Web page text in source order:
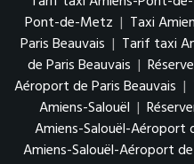
Pont-de-Metz | Taxi
Paris Beauvais | Tarif taxi
de Paris Beauvais |
Aéroport de Paris Beauvais |
Amiens-Salouël |
Amiens-Salouël-Aéroport
Amiens-Salouël-Aéroport